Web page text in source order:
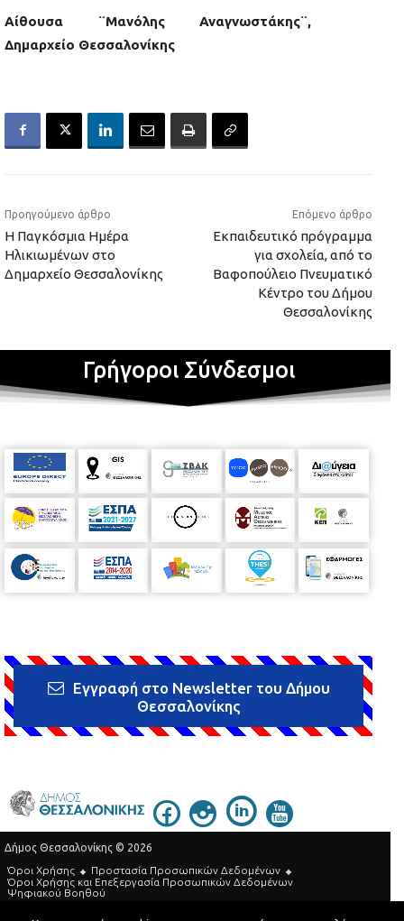
Αίθουσα ¨Μανόλης Αναγνωστάκης¨,
Δημαρχείο Θεσσαλονίκης
Προηγούμενο άρθρο
Η Παγκόσμια Ημέρα
Ηλικιωμένων στο
Δημαρχείο Θεσσαλονίκης
Επόμενο άρθρο
Εκπαιδευτικό πρόγραμμα
για σχολεία, από το
Βαφοπούλειο Πνευματικό
Κέντρο του Δήμου
Θεσσαλονίκης
Γρήγοροι Σύνδεσμοι
Εγγραφή στο Newsletter του Δήμου
Θεσσαλονίκης
Δήμος Θεσσαλονίκης © 2026
Όροι Χρήσης
Προστασία Προσωπικών Δεδομένων
Όροι Xρήσης και Eπεξεργασία Προσωπικών Δεδομένων
Ψηφιακού Βοηθού
Τηλεφωνικός Κατάλογος